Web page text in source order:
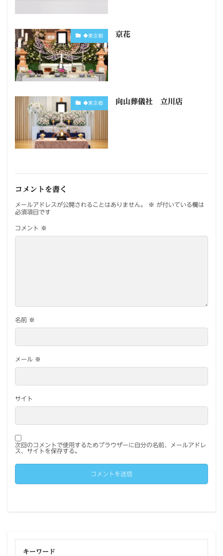
◆東京都 京花
◆東京都 向山葬儀社 立川店
コメントを書く
メールアドレスが公開されることはありません。 ※ が付いている欄は
必須項目です
コメント ※
名前 ※
メール ※
サイト
次回のコメントで使用するためブラウザーに自分の名前、メールアドレ
ス、サイトを保存する。
キーワード